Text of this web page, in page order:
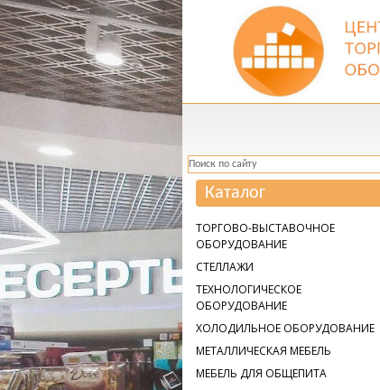
Каталог
ТОРГОВО-ВЫСТАВОЧНОЕ
ОБОРУДОВАНИЕ
СТЕЛЛАЖИ
ТЕХНОЛОГИЧЕСКОЕ
ОБОРУДОВАНИЕ
ХОЛОДИЛЬНОЕ ОБОРУДОВАНИЕ
МЕТАЛЛИЧЕСКАЯ МЕБЕЛЬ
МЕБЕЛЬ ДЛЯ ОБЩЕПИТА